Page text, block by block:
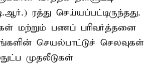
ரத்து செய்யப்பட்டிருந்தது.
மற்றும் பணப் பரிவர்த்தனை
செயல்பாட்டுச் செலவுகள்
முதலீடுகள்